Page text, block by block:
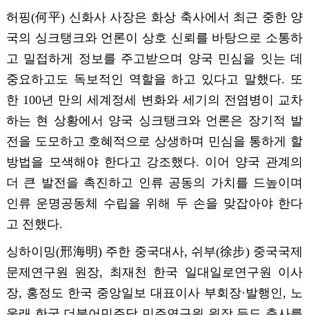
허핑(何平) 신화사 사장은 화상 축사에서 최근 중한 양
국의 싱크탱크와 언론이 상호 신뢰를 바탕으로 소통하
고 밀접하게 정보를 주고받으며 양국 민심을 잇는 데
중요하고도 독보적인 역할을 하고 있다고 말했다. 또
한 100년 만의 세계정세 변화와 세기의 전염병이 교차
하는 현 상황에서 양국 싱크탱크와 언론은 장기적 발
전을 도모하고 호혜적으로 상생하며 민심을 통하게 할
방법을 모색해야 한다고 강조했다. 이어 양국 관계의
더 큰 발전을 촉진하고 인류 공동의 가치를 드높이며
인류 운명공동체 수립을 위해 두 손을 맞잡아야 한다
고 전했다.
싱하이밍(邢海明) 주한 중국대사, 쉬부(徐步) 중국국제
문제연구원 원장, 최재천 한국 일대일로연구원 이사
장, 홍정도 한국 중앙일보 대표이사 부회장·발행인, 노